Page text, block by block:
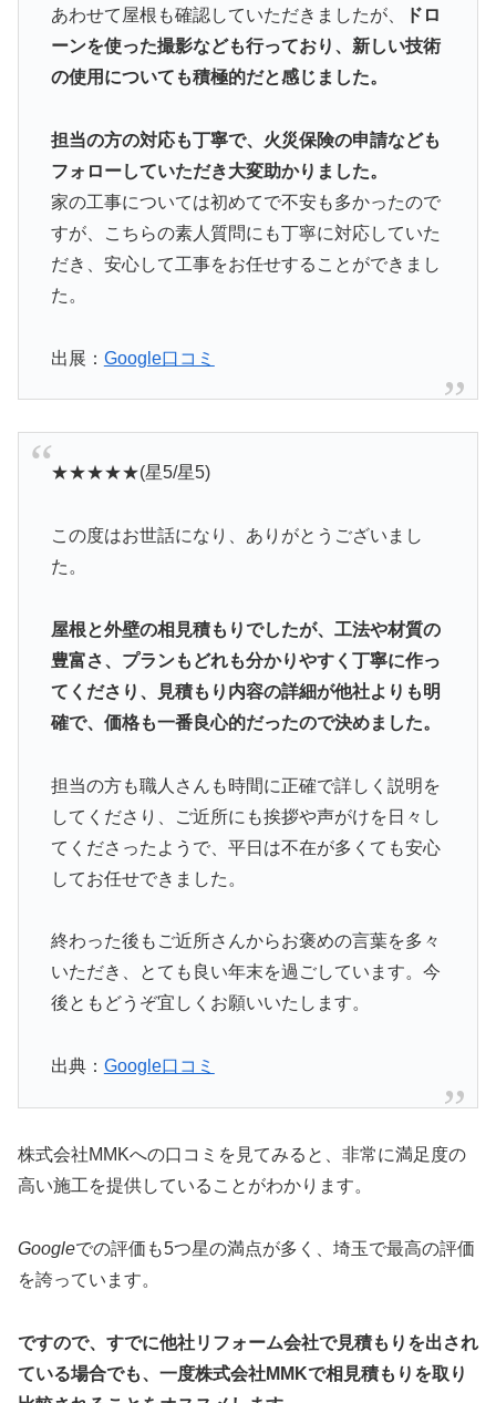
あわせて屋根も確認していただきましたが、
ドロ
ーンを使った撮影なども行っており、新しい技術
の使用についても積極的だと感じました。
担当の方の対応も丁寧で、火災保険の申請なども
フォローしていただき大変助かりました。
家の工事については初めてで不安も多かったので
すが、こちらの素人質問にも丁寧に対応していた
だき、安心して工事をお任せすることができまし
た。
出展： Google口コミ
★★★★★(星5/星5)
この度はお世話になり、ありがとうございまし
た。
屋根と外壁の相見積もりでしたが、工法や材質の
豊富さ、プランもどれも分かりやすく丁寧に作っ
てくださり、見積もり内容の詳細が他社よりも明
確で、価格も一番良心的だったので決めました。
担当の方も職人さんも時間に正確で詳しく説明を
してくださり、ご近所にも挨拶や声がけを日々し
てくださったようで、平日は不在が多くても安心
してお任せできました。
終わった後もご近所さんからお褒めの言葉を多々
いただき、とても良い年末を過ごしています。今
後ともどうぞ宜しくお願いいたします。
出典： Google口コミ
株式会社MMKへの口コミを見てみると、非常に満足度の
高い施工を提供していることがわかります。
Googleでの評価も5つ星の満点が多く、埼玉で最高の評価
を誇っています。
ですので、すでに他社リフォーム会社で見積もりを出され
ている場合でも、一度株式会社MMKで相見積もりを取り